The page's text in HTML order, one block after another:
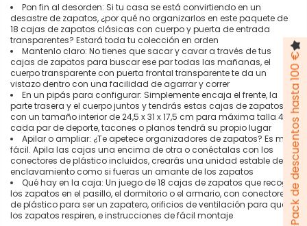
Pon fin al desorden: Si tu casa se está convirtiendo en un
desastre de zapatos, ¿por qué no organizarlos en este paquete de
18 cajas de zapatos clásicas con cuerpo y puerta de entrada
transparentes? Estará toda tu colección en orden
Mantenlo claro: No tienes que sacar y cavar a través de tus
cajas de zapatos para buscar ese par todas las mañanas, el
cuerpo transparente con puerta frontal transparente te da un
vistazo dentro con una facilidad de agarrar y correr
En un pipás para configurar: Simplemente encaja el frente, la
parte trasera y el cuerpo juntos y tendrás estas cajas de zapatos
con un tamaño interior de 24,5 x 31 x 17,5 cm para máxima talla 44;
cada par de deporte, tacones o planos tendrá su propio lugar
Apilar o ampliar: ¿Te apetece organizadores de zapatos? Es muy
fácil. Apila las cajas una encima de otra o conéctalas con los
conectores de plástico incluidos, crearás una unidad estable de
enclavamiento como si fueras un amante de los zapatos
Qué hay en la caja: Un juego de 18 cajas de zapatos que recoge
los zapatos en el pasillo, el dormitorio o el armario, con conectores
de plástico para ser un zapatero, orificios de ventilación para que
los zapatos respiren, e instrucciones de fácil montaje
Pack de descuentos hasta 100 €